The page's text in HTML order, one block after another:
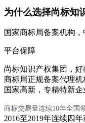
为什么选择尚标知
国家商标局备案机构
平台保障
尚标知识产权集团，
商标局正规备案代理
国家高新，专精特新企
商标交易量连续10年全国
2016至2019年连续四